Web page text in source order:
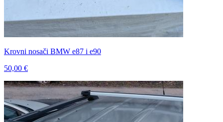
Krovni nosači BMW e87 i e90
50,00 €